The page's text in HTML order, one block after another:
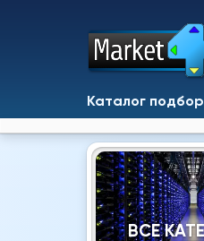
Каталог
ВСЕ